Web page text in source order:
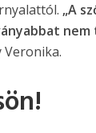
„A
Veronika.